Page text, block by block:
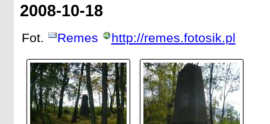
2008-10-18
Fot. Remes http://remes.fotosik.pl